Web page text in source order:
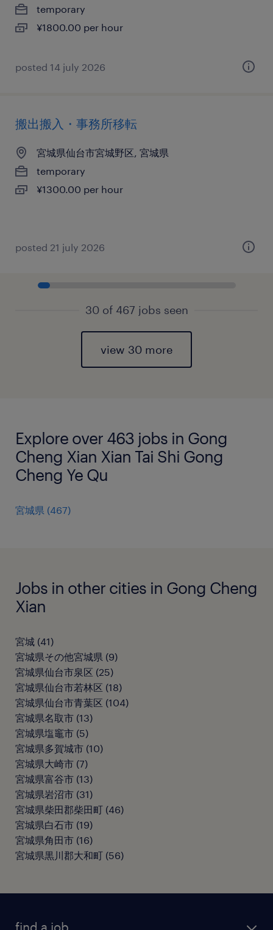
temporary
¥1800.00 per hour
posted 14 july 2026
搬出搬入・事務所移転
宮城県仙台市宮城野区, 宮城県
temporary
¥1300.00 per hour
posted 21 july 2026
30 of 467 jobs seen
view 30 more
Explore over 463 jobs in Gong
Cheng Xian Xian Tai Shi Gong
Cheng Ye Qu
宮城県 (467)
Jobs in other cities in Gong Cheng
Xian
宮城 (41)
宮城県その他宮城県 (9)
宮城県仙台市泉区 (25)
宮城県仙台市若林区 (18)
宮城県仙台市青葉区 (104)
宮城県名取市 (13)
宮城県塩竈市 (5)
宮城県多賀城市 (10)
宮城県大崎市 (7)
宮城県富谷市 (13)
宮城県岩沼市 (31)
宮城県柴田郡柴田町 (46)
宮城県白石市 (19)
宮城県角田市 (16)
宮城県黒川郡大和町 (56)
find a job